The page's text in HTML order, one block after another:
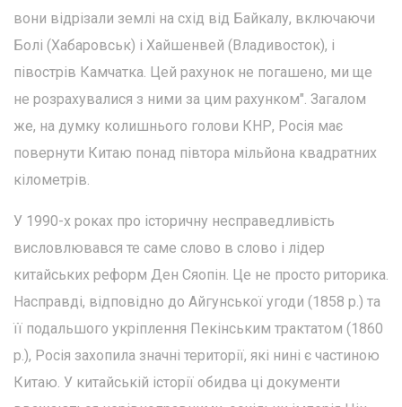
вони відрізали землі на схід від Байкалу, включаючи
Болі (Хабаровськ) і Хайшенвей (Владивосток), і
півострів Камчатка. Цей рахунок не погашено, ми ще
не розрахувалися з ними за цим рахунком". Загалом
же, на думку колишнього голови КНР, Росія має
повернути Китаю понад півтора мільйона квадратних
кілометрів.
У 1990-х роках про історичну несправедливість
висловлювався те саме слово в слово і лідер
китайських реформ Ден Сяопін. Це не просто риторика.
Насправді, відповідно до Айгунської угоди (1858 р.) та
її подальшого укріплення Пекінським трактатом (1860
р.), Росія захопила значні території, які нині є частиною
Китаю. У китайській історії обидва ці документи